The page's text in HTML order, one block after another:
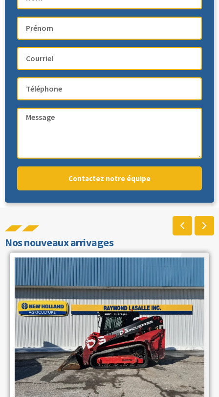
Contactez notre équipe
Nos nouveaux arrivages